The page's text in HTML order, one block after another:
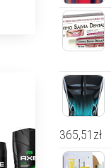
365,51 zł